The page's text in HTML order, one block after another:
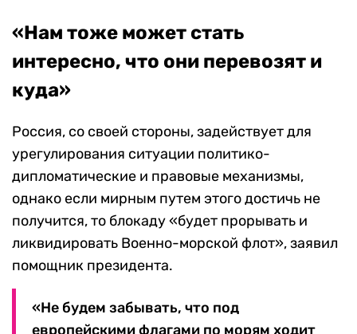
«Нам тоже может стать
интересно, что они перевозят и
куда»
Россия, со своей стороны, задействует для
урегулирования ситуации политико-
дипломатические и правовые механизмы,
однако если мирным путем этого достичь не
получится, то блокаду «будет прорывать и
ликвидировать Военно-морской флот», заявил
помощник президента.
«Не будем забывать, что под
европейскими флагами по морям ходит